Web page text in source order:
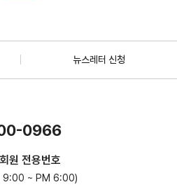
뉴스레터 신청
0966
원 전용번호
9:00 ~ PM 6:00)